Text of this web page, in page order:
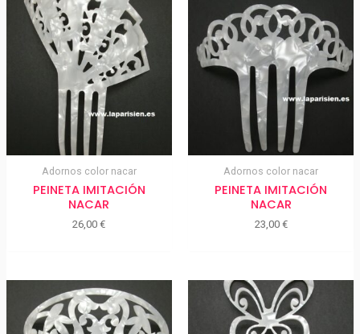
Adornos color nacar
PEINETA IMITACIÓN
NACAR
26,00€
Adornos color nacar
PEINETA IMITACIÓN
NACAR
23,00 €